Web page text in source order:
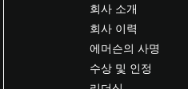
회사 소개
회사 이력
에머슨의 사명
수상 및 인정